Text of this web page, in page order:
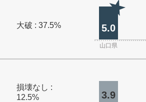
大破 : 37.5% 5.0
山口県
損壊なし :
12.5%
3.9